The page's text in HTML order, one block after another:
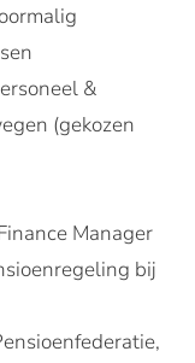
&
(gekozen
Manager
bij